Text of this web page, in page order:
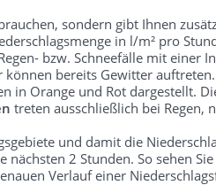
sondern gibt Ihnen
in l/m² pro
bzw. Schneefälle mit einer
bereits Gewitter
in Orange und Rot dargestellt.
treten ausschließlich bei Regen,
und damit die
nächsten 2 Stunden. So sehen
Verlauf einer